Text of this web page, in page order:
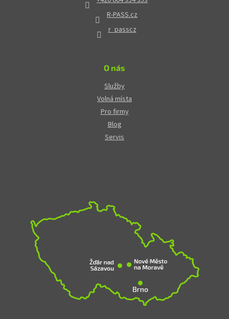
R-PASS.cz
r_passcz
O nás
Služby
Volná místa
Pro firmy
Blog
Servis